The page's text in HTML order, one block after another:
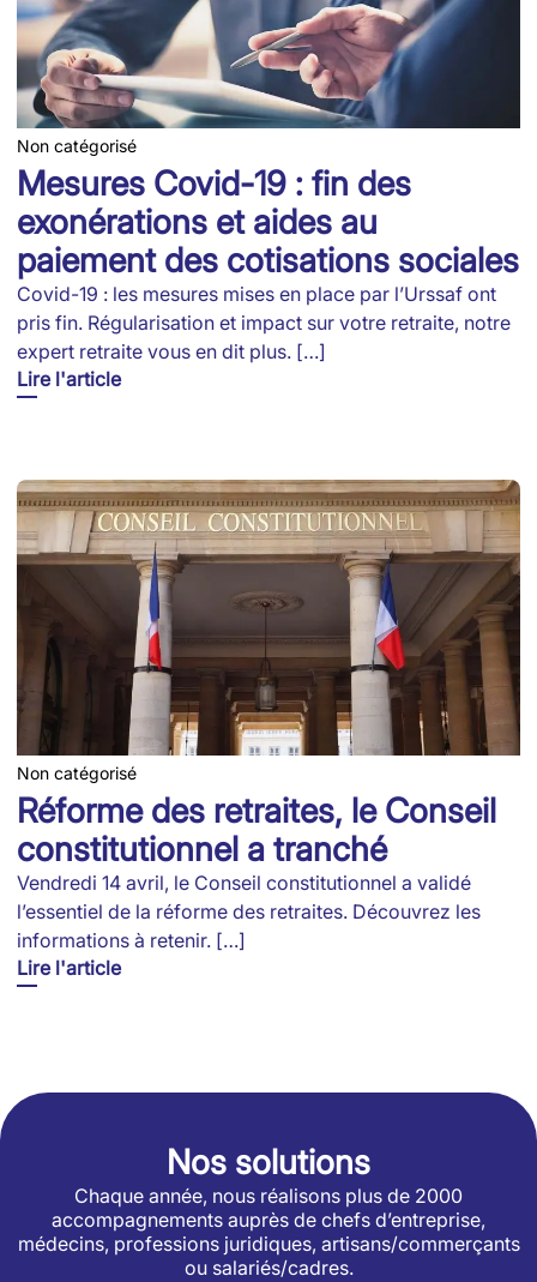
Non catégorisé
Mesures Covid-19 : fin des
exonérations et aides au
paiement des cotisations sociales
Covid-19 : les mesures mises en place par l’Urssaf ont
pris fin. Régularisation et impact sur votre retraite, notre
expert retraite vous en dit plus. […]
Lire l'article
Non catégorisé
Réforme des retraites, le Conseil
constitutionnel a tranché
Vendredi 14 avril, le Conseil constitutionnel a validé
l’essentiel de la réforme des retraites. Découvrez les
informations à retenir. […]
Lire l'article
Nos solutions
Chaque année, nous réalisons plus de 2000
accompagnements auprès de chefs d’entreprise,
médecins, professions juridiques, artisans/commerçants
ou salariés/cadres.